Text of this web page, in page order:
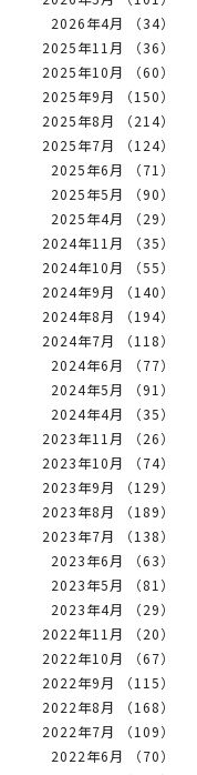
2026年4月 （34）
2025年11月 （36）
2025年10月 （60）
2025年9月 （150）
2025年8月 （214）
2025年7月 （124）
2025年6月 （71）
2025年5月 （90）
2025年4月 （29）
2024年11月 （35）
2024年10月 （55）
2024年9月 （140）
2024年8月 （194）
2024年7月 （118）
2024年6月 （77）
2024年5月 （91）
2024年4月 （35）
2023年11月 （26）
2023年10月 （74）
2023年9月 （129）
2023年8月 （189）
2023年7月 （138）
2023年6月 （63）
2023年5月 （81）
2023年4月 （29）
2022年11月 （20）
2022年10月 （67）
2022年9月 （115）
2022年8月 （168）
2022年7月 （109）
2022年6月 （70）